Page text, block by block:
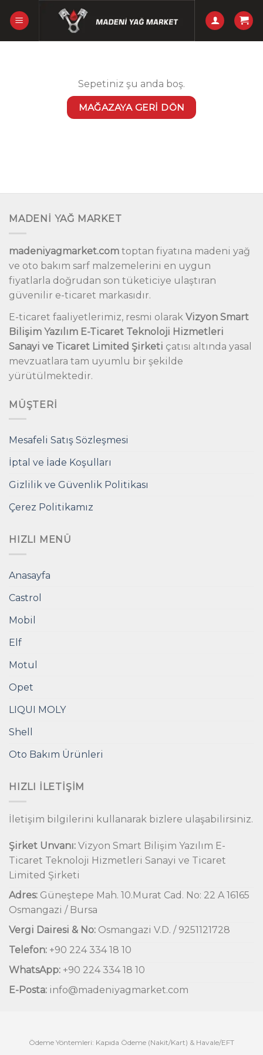
Sepetiniz şu anda boş.
MAĞAZAYA GERI DÖN
MADENİ YAĞ MARKET
madeniyagmarket.com toptan fiyatına madeni yağ
ve oto bakım sarf malzemelerini en uygun
fiyatlarla doğrudan son tüketiciye ulaştıran
güvenilir e-ticaret markasıdır.
E-ticaret faaliyetlerimiz, resmi olarak Vizyon Smart
Bilişim Yazılım E-Ticaret Teknoloji Hizmetleri
Sanayi ve Ticaret Limited Şirketi çatısı altında yasal
mevzuatlara tam uyumlu bir şekilde
yürütülmektedir.
MÜŞTERI
Mesafeli Satış Sözleşmesi
İptal ve İade Koşulları
Gizlilik ve Güvenlik Politikası
Çerez Politikamız
HIZLI MENÜ
Anasayfa
Castrol
Mobil
Elf
Motul
Opet
LIQUI MOLY
Shell
Oto Bakım Ürünleri
HIZLI İLETIŞIM
İletişim bilgilerini kullanarak bizlere ulaşabilirsiniz.
Şirket Unvanı: Vizyon Smart Bilişim Yazılım E-
Ticaret Teknoloji Hizmetleri Sanayi ve Ticaret
Limited Şirketi
Adres: Güneştepe Mah. 10.Murat Cad. No: 22 A 16165
Osmangazi / Bursa
Vergi Dairesi & No: Osmangazi V.D. / 9251121728
Telefon: +90 224 334 18 10
WhatsApp: +90 224 334 18 10
E-Posta: info@madeniyagmarket.com
Ödeme Yöntemleri: Kapıda Ödeme (Nakit/Kart) & Havale/EFT